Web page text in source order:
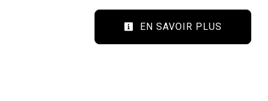
EN SAVOIR PLUS